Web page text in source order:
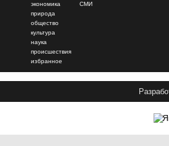
экономика
природа
общество
культура
наука
происшествия
избранное
СМИ